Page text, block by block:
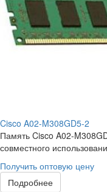
Cisco A02-M308GD5-2
Память Cisco A02-
совместного
Получить оптовую цену
Подробнее